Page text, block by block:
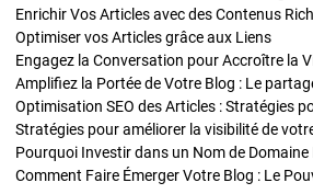
Optimiser vos Articles grâce aux Liens
Engagez la Conversation pour Accroître la
Amplifiez la Portée de Votre Blog : Le